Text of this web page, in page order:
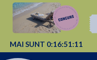
MAI SUNT 0:16:51:11